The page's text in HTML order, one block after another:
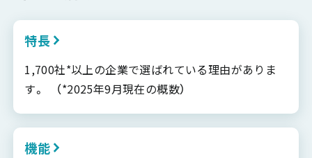
特長
1,700社*以上の企業で選ばれている理由がありま
す。 （*2025年9月現在の概数）
機能